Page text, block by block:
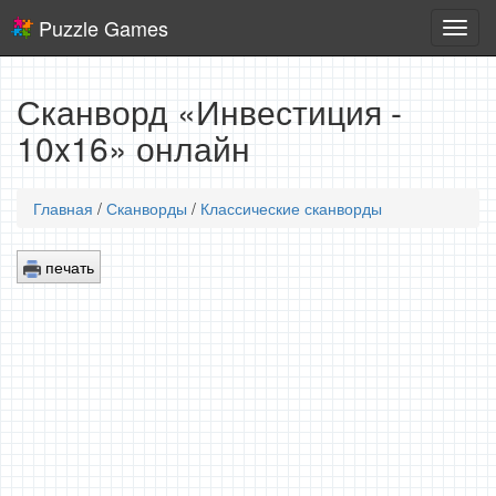
игры
Puzzle Games
Сканворд «Инвестиция -
10x16» онлайн
Главная / Сканворды / Классические сканворды
печать